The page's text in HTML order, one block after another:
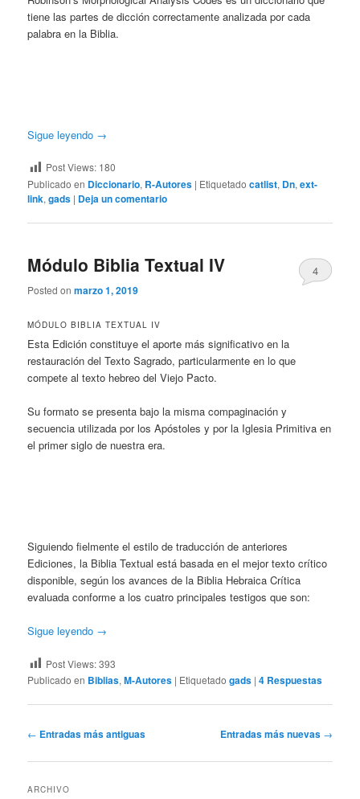
tiene las partes de dicción correctamente analizada por cada
palabra en la Biblia.
Sigue leyendo →
Post Views: 180
Publicado en Diccionario, R-Autores | Etiquetado catlist, Dn,ext-
link,gads | Deja un comentario
Módulo Biblia Textual IV
Posted onmarzo 1, 2019
4
MÓDULO BIBLIA TEXTUAL IV
Esta Edición constituye el aporte más significativo en la
restauración del Texto Sagrado, particularmente en lo que
compete al texto hebreo del Viejo Pacto.
Su formato se presenta bajo la misma compaginación y
secuencia utilizada por los Apóstoles y por la Iglesia Primitiva en
el primer siglo de nuestra era.
Siguiendo fielmente el estilo de traducción de anteriores
Ediciones, la Biblia Textual está basada en el mejor texto crítico
disponible, según los avances de la Biblia Hebraica Crítica
evaluada conforme a los cuatro principales testigos que son:
Sigue leyendo →
Post Views:393
Publicado en Biblias,M-Autores | Etiquetado gads |4 Respuestas
Navegación
entradas
← Entradas más antiguas Entradas más nuevas →
ARCHIVO